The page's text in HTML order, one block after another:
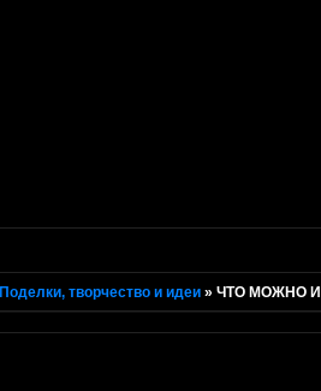
Поделки, творчество и идеи »ЧТО МОЖНО И